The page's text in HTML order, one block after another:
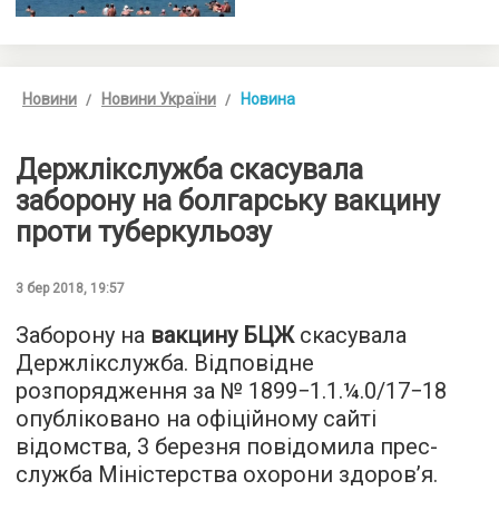
Новини Новини України Новина
Держлікслужба скасувала
заборону на болгарську вакцину
проти туберкульозу
3 бер 2018, 19:57
Заборону на вакцину БЦЖскасувала
Держлікслужба. Відповідне
розпорядження за № 1899−1.1.¼.0/17−18
опубліковано на офіційному сайті
відомства, 3 березня повідомила прес-
служба Міністерства охорони здоров’я.